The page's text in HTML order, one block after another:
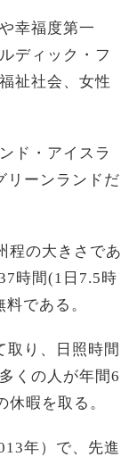
幸福度第一
ディック・フ
祉社会、女性
ド・アイスラ
リーンランドだ
程の大きさであ
時間(1日7.5時
である。
取り、日照時間
くの人が年間6
暇を取る。
年）で、先進